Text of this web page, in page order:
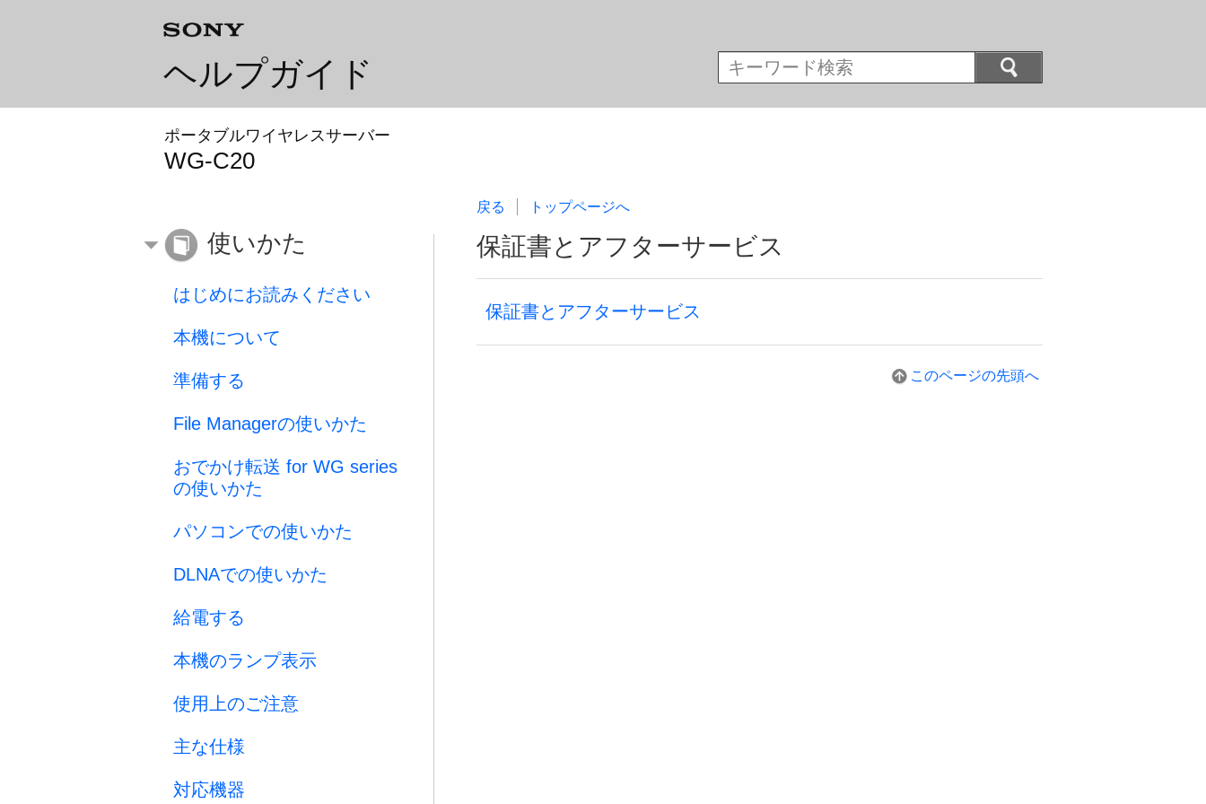
ヘルプガイド
ポータブルワイヤレスサーバー
WG-C20
戻る トップページへ
保証書とアフターサービス
保証書とアフターサービス
このページの先頭へ
使いかた
はじめにお読みください
本機について
準備する
File Managerの使いかた
おでかけ転送 for WG series
の使いかた
パソコンでの使いかた
DLNAでの使いかた
給電する
本機のランプ表示
使用上のご注意
主な仕様
対応機器